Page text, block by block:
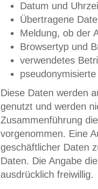
Datum und
Übertragene
Meldung, ob der
Browsertyp und
verwendetes
Diese Daten werden
genutzt und werden
Zusammenführung
vorgenommen. Eine
geschäftlicher Daten
Daten. Die Angabe
ausdrücklich freiwillig.